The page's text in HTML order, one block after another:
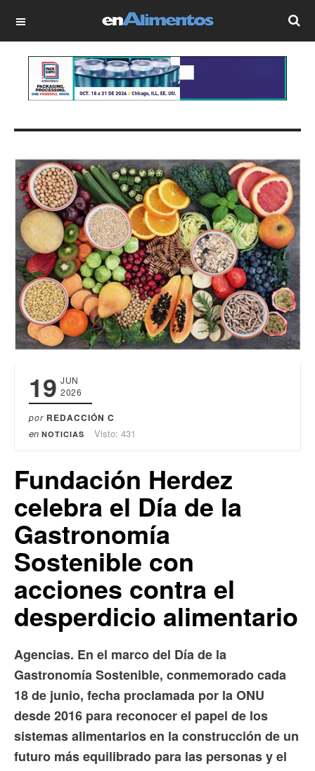
OFF CANVAS
19 JUN
2026
por REDACCIÓN C
en NOTICIAS Visto: 431
Fundación Herdez
celebra el Día de la
Gastronomía
Sostenible con
acciones contra el
desperdicio alimentario
Agencias. En el marco del Día de la
Gastronomía Sostenible, conmemorado cada
18 de junio, fecha proclamada por la ONU
desde 2016 para reconocer el papel de los
sistemas alimentarios en la construcción de un
futuro más equilibrado para las personas y el